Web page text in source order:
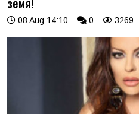
08 Aug 14:10 0 3269